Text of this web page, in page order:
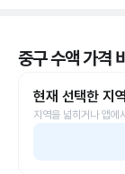
중구 수액 가격
현재 선택한 지
지역을 넓히거나 앱에